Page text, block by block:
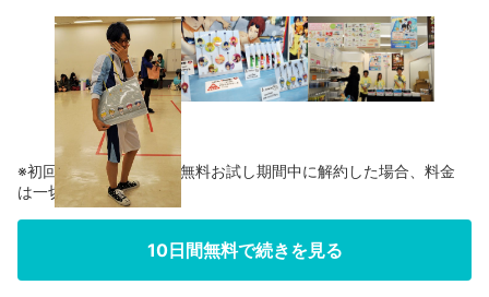
※初回登録の方に限り、無料お試し期間中に解約した場合、料金
は一切かかりません。
10日間無料で続きを見る